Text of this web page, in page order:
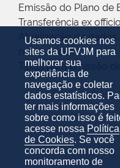
Usamos cookies nos
sites da UFVJM para
melhorar sua
experiência de
navegação e coletar
dados estatísticos.
ter mais informações
sobre como isso é
acesse nossa Política
de Cookies. Se você
concorda com nosso
monitoramento de
Emissão do Plano de
Transferência ex offício
Atualização de
nome social
Taxas para emissão